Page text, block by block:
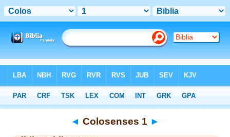
>JUB> Colosenses 1
◄ Colosenses 1 ►